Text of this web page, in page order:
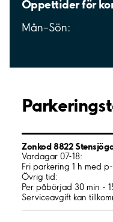
Öppettider för
Mån–Sön:
Zonkod 8822
Vardagar 07-18:
Fri parkering 1 h med
Övrig tid:
Per påbörjad 30 min -
Serviceavgift kan